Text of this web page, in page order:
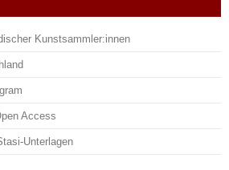
Kunstsammler:innen
Access
Unterlagen